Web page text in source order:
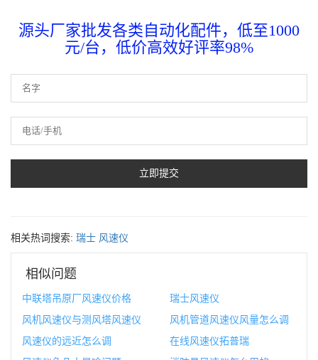
源头厂家批发各类自动化配件，低至1000
元/台，低价高效好评率98%
相关热词搜索: 瑞士 风速仪
相似问题
中联塔吊原厂风速仪价格
瑞士风速仪
风机风速仪与测风塔风速仪
风机管道风速仪风量怎么调
风速仪的远近怎么调
在线风速仪拓普瑞